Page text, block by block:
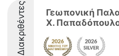
Διακριθέντες
Γεωπονική
Χ.